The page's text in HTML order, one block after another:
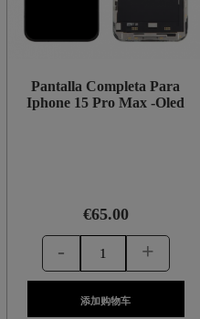
Pantalla Completa Para
Iphone 15 Pro Max -Oled
€65.00
- +
添加购物车